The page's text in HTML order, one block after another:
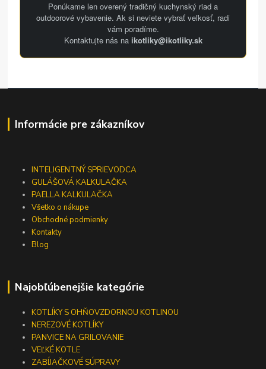
Ponúkame len overený tradičný kuchynský riad a
outdoorové vybavenie. Ak si neviete vybrať veľkosť, radi
vám poradíme.
Kontaktujte nás na ikotliky@ikotliky.sk
Informácie pre zákazníkov
INTELIGENTNÝ SPRIEVODCA
GULÁŠOVÁ KALKULAČKA
PAELLA KALKULAČKA
Všetko o nákupe
Obchodné podmienky
Kontakty
Blog
Najobľúbenejšie kategórie
KOTLÍKY S OHŇOVZDORNOU KOTLINOU
NEREZOVÉ KOTLÍKY
PANVICE NA GRILOVANIE
VEĽKÉ KOTLE
ZABÍJAČKOVÉ SÚPRAVY